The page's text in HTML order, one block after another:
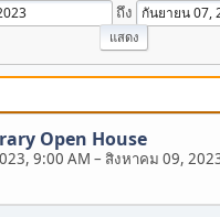
ถึง
Open House
9:00 AM – สิงหาคม 09,